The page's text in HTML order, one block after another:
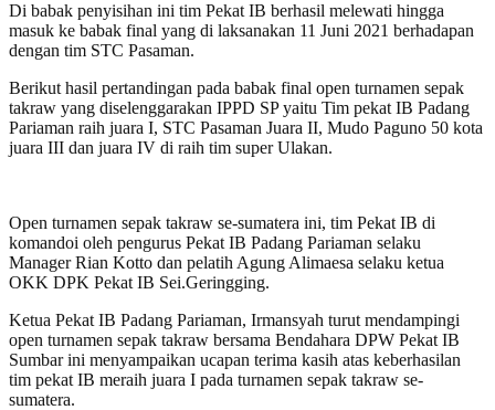
Di babak penyisihan ini tim Pekat IB berhasil melewati hingga
masuk ke babak final yang di laksanakan 11 Juni 2021 berhadapan
dengan tim STC Pasaman.
Berikut hasil pertandingan pada babak final open turnamen sepak
takraw yang diselenggarakan IPPD SP yaitu Tim pekat IB Padang
Pariaman raih juara I, STC Pasaman Juara II, Mudo Paguno 50 kota
juara III dan juara IV di raih tim super Ulakan.
Open turnamen sepak takraw se-sumatera ini, tim Pekat IB di
komandoi oleh pengurus Pekat IB Padang Pariaman selaku
Manager Rian Kotto dan pelatih Agung Alimaesa selaku ketua
OKK DPK Pekat IB Sei.Geringging.
Ketua Pekat IB Padang Pariaman, Irmansyah turut mendampingi
open turnamen sepak takraw bersama Bendahara DPW Pekat IB
Sumbar ini menyampaikan ucapan terima kasih atas keberhasilan
tim pekat IB meraih juara I pada turnamen sepak takraw se-
sumatera.